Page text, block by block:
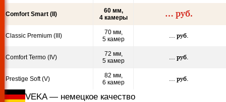
Comfort Smart (II)
60 мм,
4 камеры
… руб.
Classic Premium (III)
70 мм,
5 камер
… руб.
Comfort Termo (IV)
72 мм,
5 камер
… руб.
Prestige Soft (V)
82 мм,
6 камер
… руб.
VEKA — немецкое качество